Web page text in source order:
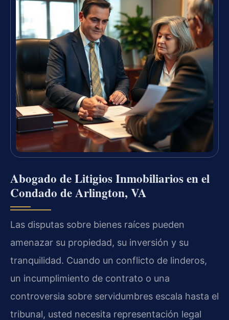
Abogado de Litigios Inmobiliarios en el
Condado de Arlington, VA
Las disputas sobre bienes raíces pueden
amenazar su propiedad, su inversión y su
tranquilidad. Cuando un conflicto de linderos,
un incumplimiento de contrato o una
controversia sobre servidumbres escala hasta el
tribunal, usted necesita representación legal